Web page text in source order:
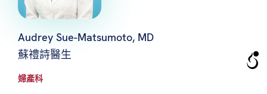
Audrey Sue-Matsumoto, MD
蘇禮詩醫生
婦產科